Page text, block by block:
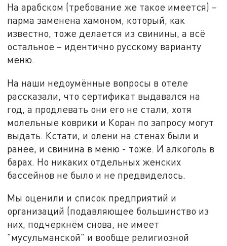
На арабском (требование же такое имеется) –
парма заменена хамоном, который, как
известно, тоже делается из свинины, а всё
остальное – идентично русскому варианту
меню.
На наши недоумённые вопросы в отеле
рассказали, что сертификат выдавался на
год, а продлевать они его не стали, хотя
молельные коврики и Коран по запросу могут
выдать. Кстати, и олени на стенах были и
ранее, и свинина в меню - тоже. И алкоголь в
барах. Но никаких отдельных женских
бассейнов не было и не предвиделось.
Мы оценили и список предприятий и
организаций (подавляющее большинство из
них, подчеркнём снова, не имеет
"мусульманской" и вообще религиозной